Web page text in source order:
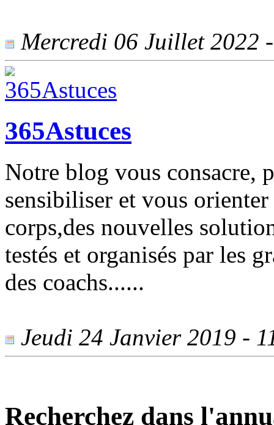
Mercredi 06 Juillet 2022
365Astuces
Notre blog vous consacre,
sensibiliser et vous
corps,des nouvelles
testés et organisés par les
des coachs......
Jeudi 24 Janvier 2019 -
Recherchez dans